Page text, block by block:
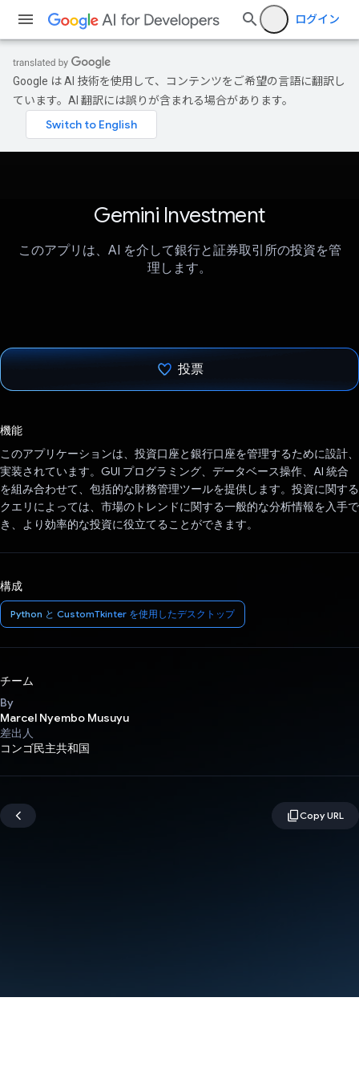
ログイン
Google は AI 技術を使用して、コンテンツをご希望の言語に翻訳し
ています。AI 翻訳には誤りが含まれる場合があります。
Gemini Investment
このアプリは、AI を介して銀行と証券取引所の投資を管
理します。
投票
機能
このアプリケーションは、投資口座と銀行口座を管理するために設計、
実装されています。GUI プログラミング、データベース操作、AI 統合
を組み合わせて、包括的な財務管理ツールを提供します。投資に関する
クエリによっては、市場のトレンドに関する一般的な分析情報を入手で
き、より効率的な投資に役立てることができます。
構成
Python と CustomTkinter を使用したデスクトップ
チーム
By
Marcel Nyembo Musuyu
差出人
コンゴ民主共和国